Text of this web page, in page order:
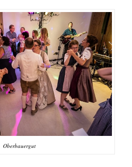
Tag in dieser